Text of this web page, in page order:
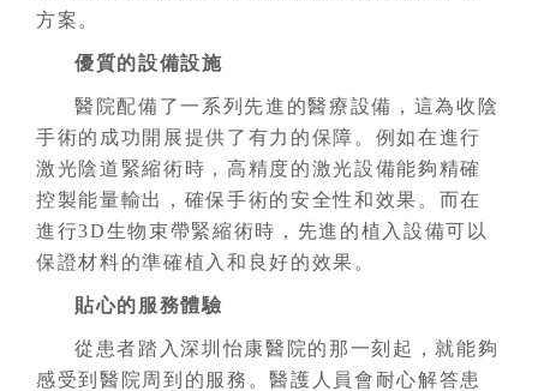
方案。
優質的設備設施
醫院配備了一系列先進的醫療設備，這為收陰
手術的成功開展提供了有力的保障。例如在進行
激光陰道緊縮術時，高精度的激光設備能夠精確
控製能量輸出，確保手術的安全性和效果。而在
進行3D生物束帶緊縮術時，先進的植入設備可以
保證材料的準確植入和良好的效果。
貼心的服務體驗
從患者踏入深圳怡康醫院的那一刻起，就能夠
感受到醫院周到的服務。醫護人員會耐心解答患